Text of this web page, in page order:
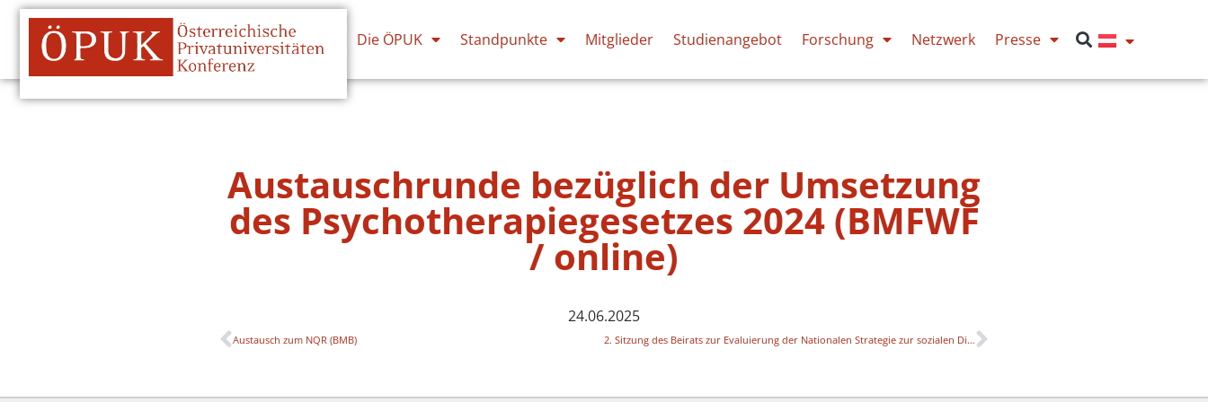
Die ÖPUK Standpunkte Mitglieder Studienangebot Forschung Netzwerk Presse
Austauschrunde bezüglich der Umsetzung
des Psychotherapiegesetzes 2024 (BMFWF
/ online)
24.06.2025
Austausch zum NQR (BMB) 2. Sitzung des Beirats zur Evaluierung der Nationalen Strategie zur sozialen Dimension in der Hochschulbildung (BMFWF)